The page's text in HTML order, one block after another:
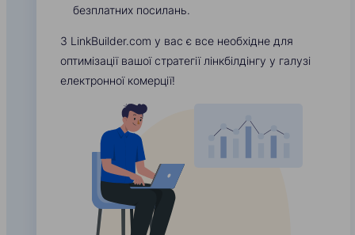
безплатних посилань.
З LinkBuilder.com у вас є все необхідне для
оптимізації вашої стратегії лінкбілдінгу у галузі
електронної комерції!